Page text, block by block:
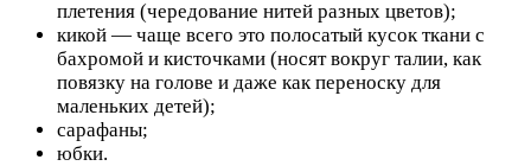
плетения (чередование нитей разных цветов);
кикой — чаще всего это полосатый кусок ткани с
бахромой и кисточками (носят вокруг талии, как
повязку на голове и даже как переноску для
маленьких детей);
сарафаны;
юбки.